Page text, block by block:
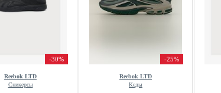
-30%
Reebok LTD
Сникерсы
-25%
Reebok LTD
Кеды